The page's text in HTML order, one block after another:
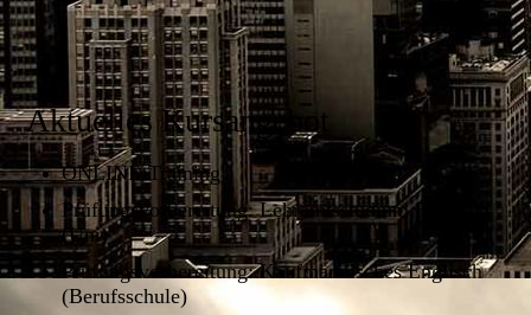
Aktuelles Kursangebot
ONLINE-Training
Prüfungsvorbereitung: Lehramtsstudium Englisch
(Uni)
Prüfungsvorbereitung: Kaufmännisches Englisch
(Berufsschule)